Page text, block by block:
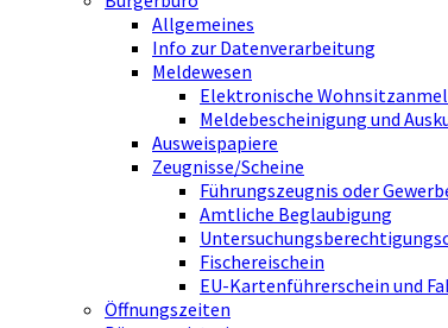
Allgemeines
Info zur Datenverarbeitung
Meldewesen
Elektronische
Meldebescheinigung und
Ausweispapiere
Zeugnisse/Scheine
Führungszeugnis oder
Amtliche Beglaubigung
Fischereischein
EU-Kartenführerschein und
Öffnungszeiten